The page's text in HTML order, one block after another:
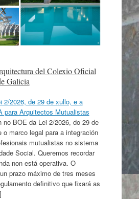
del Colexio Oficial
Galicia
2/2026, de 29 de xullo, e a
para Arquitectos Mutualistas
no BOE da Lei 2/2026, do 29 de
marco legal para a integración
mutualistas no sistema
Social. Queremos recordar
non está operativa. O
prazo máximo de tres meses
definitivo que fixará as